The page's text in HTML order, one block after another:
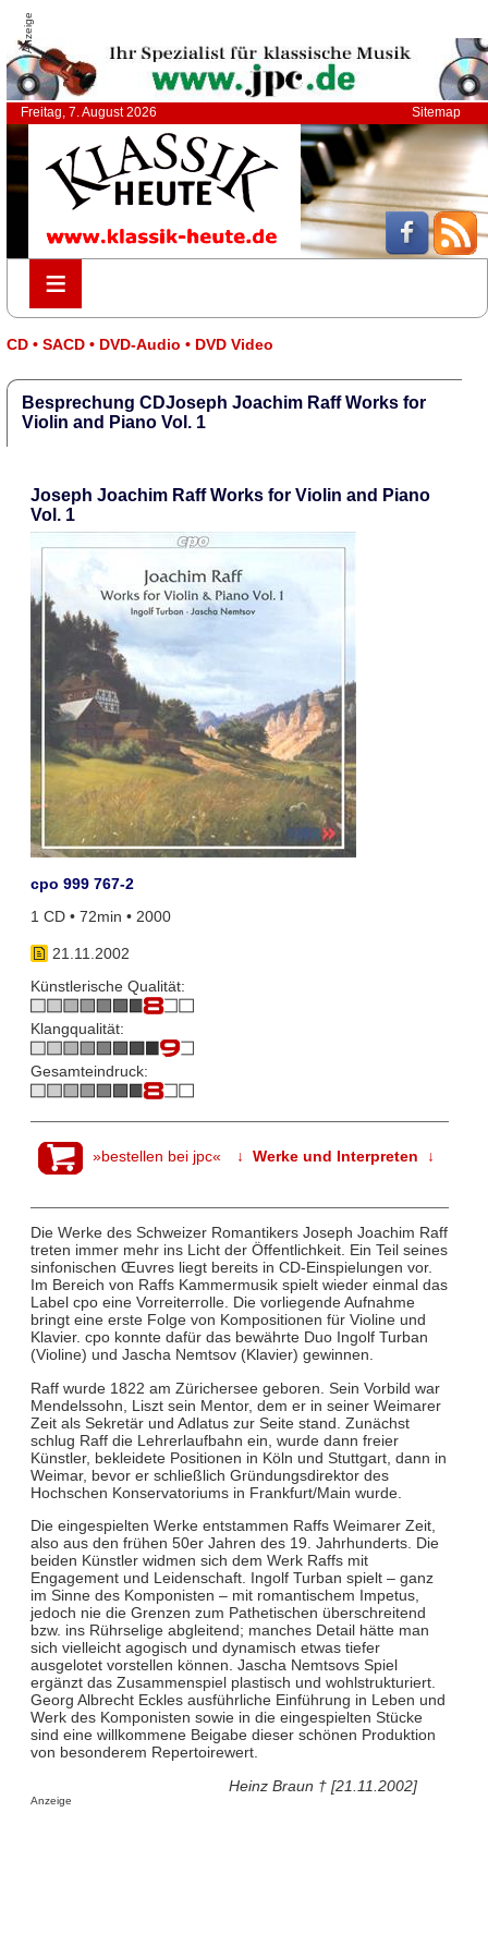
Anzeige
Freitag, 7. August 2026 Sitemap
≡
≡
CD • SACD • DVD-Audio • DVD Video
Besprechung CDJoseph Joachim Raff Works for
Violin and Piano Vol. 1
Joseph Joachim Raff Works for Violin and Piano
Vol. 1
cpo 999 767-2
1 CD • 72min • 2000
21.11.2002
Künstlerische Qualität:
Klangqualität:
Gesamteindruck:
»bestellen bei jpc« ↓ Werke und Interpreten ↓
Die Werke des Schweizer Romantikers Joseph Joachim Raff
treten immer mehr ins Licht der Öffentlichkeit. Ein Teil seines
sinfonischen Œuvres liegt bereits in CD-Einspielungen vor.
Im Bereich von Raffs Kammermusik spielt wieder einmal das
Label cpo eine Vorreiterrolle. Die vorliegende Aufnahme
bringt eine erste Folge von Kompositionen für Violine und
Klavier. cpo konnte dafür das bewährte Duo Ingolf Turban
(Violine) und Jascha Nemtsov (Klavier) gewinnen.
Raff wurde 1822 am Zürichersee geboren. Sein Vorbild war
Mendelssohn, Liszt sein Mentor, dem er in seiner Weimarer
Zeit als Sekretär und Adlatus zur Seite stand. Zunächst
schlug Raff die Lehrerlaufbahn ein, wurde dann freier
Künstler, bekleidete Positionen in Köln und Stuttgart, dann in
Weimar, bevor er schließlich Gründungsdirektor des
Hochschen Konservatoriums in Frankfurt/Main wurde.
Die eingespielten Werke entstammen Raffs Weimarer Zeit,
also aus den frühen 50er Jahren des 19. Jahrhunderts. Die
beiden Künstler widmen sich dem Werk Raffs mit
Engagement und Leidenschaft. Ingolf Turban spielt – ganz
im Sinne des Komponisten – mit romantischem Impetus,
jedoch nie die Grenzen zum Pathetischen überschreitend
bzw. ins Rührselige abgleitend; manches Detail hätte man
sich vielleicht agogisch und dynamisch etwas tiefer
ausgelotet vorstellen können. Jascha Nemtsovs Spiel
ergänzt das Zusammenspiel plastisch und wohlstrukturiert.
Georg Albrecht Eckles ausführliche Einführung in Leben und
Werk des Komponisten sowie in die eingespielten Stücke
sind eine willkommene Beigabe dieser schönen Produktion
von besonderem Repertoirewert.
Heinz Braun † [21.11.2002]
Anzeige